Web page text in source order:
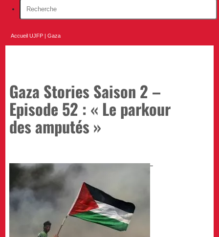
Accueil UJFP |Gaza
Gaza Stories Saison 2 –
Episode 52 : « Le parkour
des amputés »